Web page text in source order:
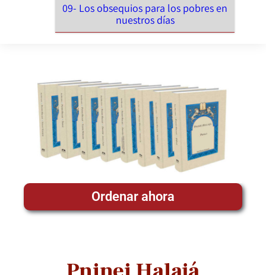
09- Los obsequios para los pobres en
nuestros días
Ordenar ahora